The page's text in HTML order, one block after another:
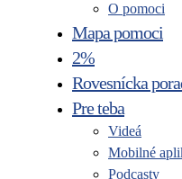
O pomoci
Mapa pomoci
2%
Rovesnícka
Pre teba
Videá
Mobilné
Podcasty